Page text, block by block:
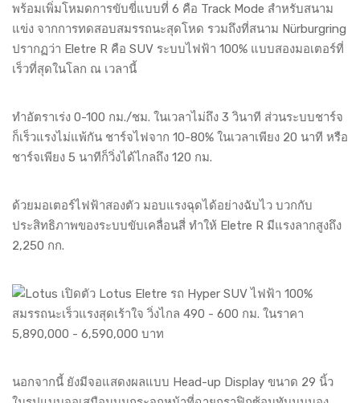
พร้อมเพิ่มโหมดการขับขี่แบบที่ 6 คือ Track Mode สำหรับสนาม
แข่ง จากการทดสอบสมรรถนะสุดโหด รวมถึงที่สนาม Nürburgring
ปรากฏว่า Eletre R คือ SUV ระบบไฟฟ้า 100% แบบสองมอเตอร์ที่
เร็วที่สุดในโลก ณ เวลานี้
ทำอัตราเร่ง 0-100 กม./ชม. ในเวลาไม่ถึง 3 วินาที ส่วนระบบชาร์จ
ก็เร็วแรงไม่แพ้กัน ชาร์จไฟจาก 10-80% ในเวลาเพียง 20 นาที หรือ
ชาร์จเพียง 5 นาทีก็วิ่งได้ไกลถึง 120 กม.
ด้วยมอเตอร์ไฟฟ้าสองตัว มอบแรงฉุดได้อย่างฉับไว บวกกับ
ประสิทธิภาพของระบบขับเคลื่อนสี่ ทำให้ Eletre R มีแรงลากสูงถึง
2,250 กก.
นอกจากนี้ ยังมีจอแสดงผลแบบ Head-up Display ขนาด 29 นิ้ว